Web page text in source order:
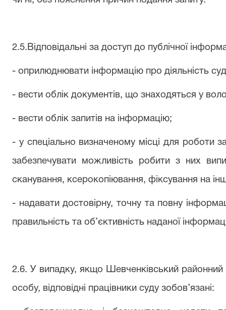
2.5.Відповідальні за доступ до публічної
- оприлюднювати інформацію про діяльність
- вести облік документів, що знаходяться у
- вести облік запитів на інформацію;
- у спеціально визначеному місці для роботи
забезпечувати можливість робити з них
сканування, ксерокопіювання, фіксування на
- надавати достовірну, точну та повну
правильність та об’єктивність наданої
2.6. У випадку, якщо Шевченківський
особу, відповідні працівники суду зобов’язані: